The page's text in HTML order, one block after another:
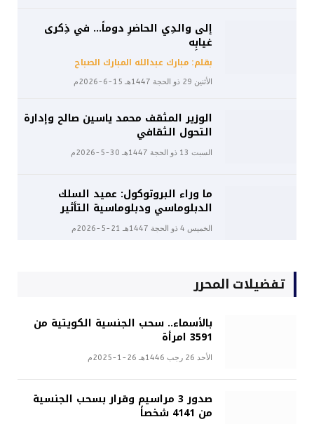
إلى والدِي الحاضرِ دوماً… في ذِكرى
غيابِه
بقلم: مبارك عبدالله المبارك الصباح
الأثنين 29 ذو الحجة 1447هـ 15-6-2026م
الوزير المثقف محمد ياسين صالح وإدارة
التحول الثقافي
السبت 13 ذو الحجة 1447هـ 30-5-2026م
ما وراء البروتوكول: عميد السلك
الدبلوماسي ودبلوماسية التأثير
الخميس 4 ذو الحجة 1447هـ 21-5-2026م
تفضيلات المحرر
بالأسماء.. سحب الجنسية الكويتية من
3591 امرأة
الأحد 26 رجب 1446هـ 26-1-2025م
صدور 3 مراسيم وقرار بسحب الجنسية
من 4141 شخصاً